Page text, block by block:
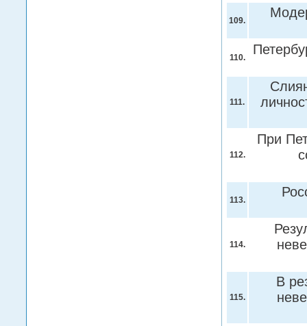
109.
110.
111.
112.
При
113.
114.
115.
В